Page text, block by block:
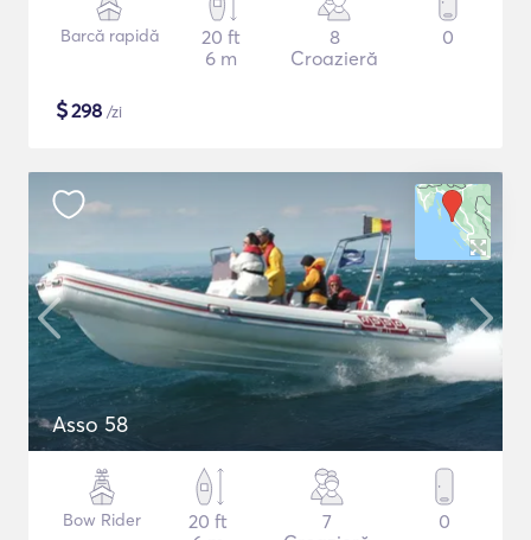
Barcă rapidă
20 ft
6 m
8
Croazieră
0
$298 /zi
Asso 58
Bow Rider
20 ft
7
0